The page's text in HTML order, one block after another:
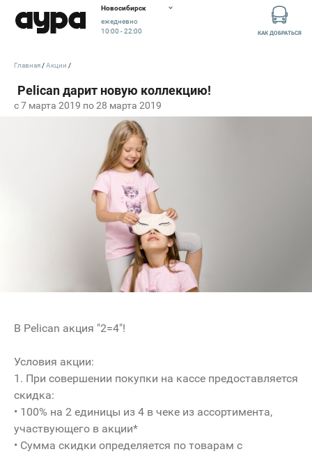
Новосибирск
ежедневно
10:00 - 22:00
КАК ДОБРАТЬСЯ
c 7 марта 2019 по 28 марта 2019
Главная Акции
В Pelican акция "2=4"!
Условия акции:
1. При совершении покупки на кассе предоставляется
скидка:
• 100% на 2 единицы из 4 в чеке из ассортимента,
участвующего в акции*
• Сумма скидки определяется по товарам с